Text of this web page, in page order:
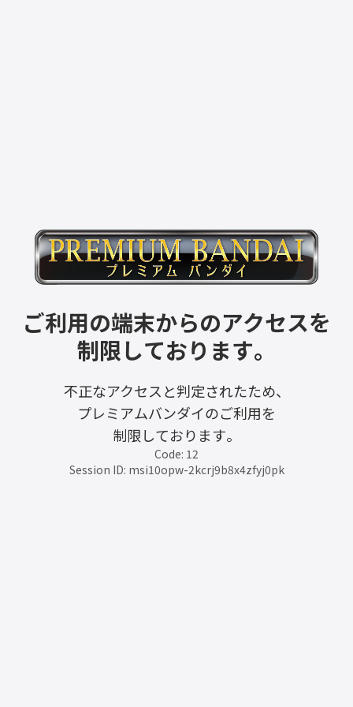
ご利用の端末からのアクセスを
制限しております。
不正なアクセスと判定されたため、
プレミアムバンダイのご利用を
制限しております。
Code: 12
Session ID: msi10opw-2kcrj9b8x4zfyj0pk